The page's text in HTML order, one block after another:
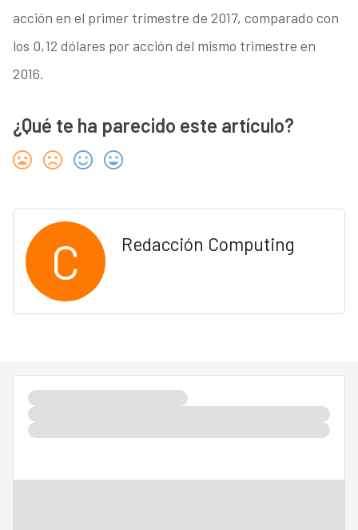
acción en el primer trimestre de 2017, comparado con
los 0,12 dólares por acción del mismo trimestre en
2016.
¿Qué te ha parecido este artículo?
C Redacción Computing